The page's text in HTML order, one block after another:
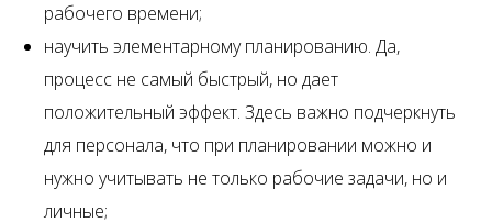
рабочего времени;
научить элементарному планированию. Да,
процесс не самый быстрый, но дает
положительный эффект. Здесь важно подчеркнуть
для персонала, что при планировании можно и
нужно учитывать не только рабочие задачи, но и
личные;